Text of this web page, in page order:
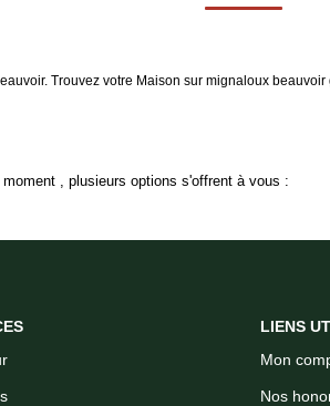
Trouvez votre Maison sur mignaloux
, plusieurs options s'offrent à vous :
LIENS
Mon
Nos